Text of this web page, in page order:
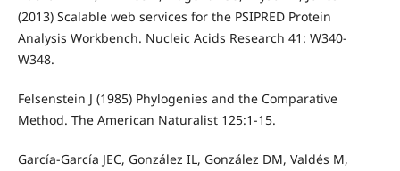
(2013) Scalable web services for the PSIPRED Protein
Analysis Workbench. Nucleic Acids Research 41: W340-
W348.
Felsenstein J (1985) Phylogenies and the Comparative
Method. The American Naturalist 125:1-15.
García-García JEC, González IL, González DM, Valdés M,